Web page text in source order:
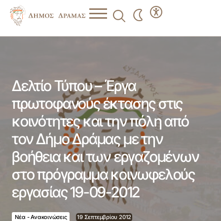
κοινωφελούς εργασίας 19-09-2012
Δελτίο Τύπου – Έργα
πρωτοφανούς έκτασης στις
κοινότητες και την πόλη από
τον Δήμο Δράμας με την
βοήθεια και των εργαζομένων
στο πρόγραμμα κοινωφελούς
εργασίας 19-09-2012
Νέα - Ανακοινώσεις 19 Σεπτεμβρίου 2012